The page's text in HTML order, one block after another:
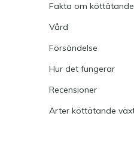
Fakta om
Vård
Försändelse
Hur det fungerar
Recensioner
Arter köttätande